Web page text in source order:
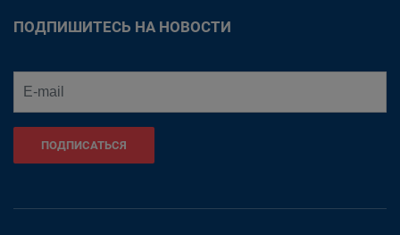
ПОДПИШИТЕСЬ НА НОВОСТИ
ПОДПИСАТЬСЯ